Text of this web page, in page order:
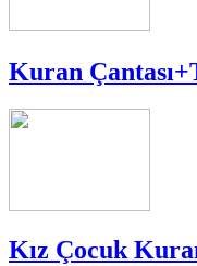
Kuran
Kız Çocuk